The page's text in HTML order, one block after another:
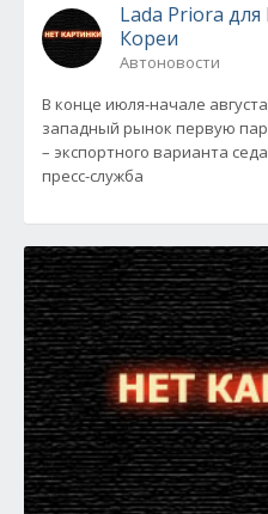
Lada Priora
Кореи
Автоновости
В конце июля-начале
западный рынок первую
– экспортного варианта
пресс-служба